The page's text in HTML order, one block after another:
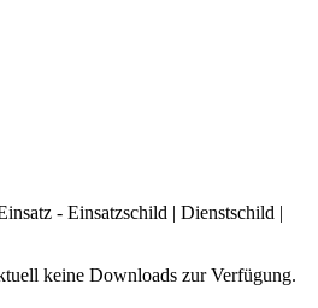
- Einsatzschild | Dienstschild |
keine Downloads zur Verfügung.